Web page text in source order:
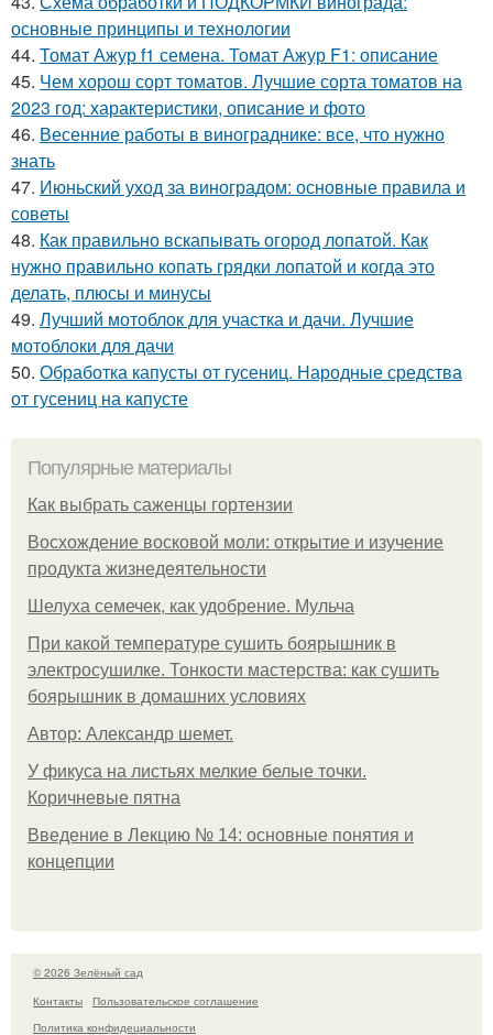
основные принципы и технологии
44. Томат Ажур f1 семена. Томат Ажур F1: описание
45. Чем хорош сорт томатов. Лучшие сорта томатов на
2023 год: характеристики, описание и фото
46. Весенние работы в винограднике: все, что нужно
знать
47. Июньский уход за виноградом: основные правила и
советы
48. Как правильно вскапывать огород лопатой. Как
нужно правильно копать грядки лопатой и когда это
делать, плюсы и минусы
49. Лучший мотоблок для участка и дачи. Лучшие
мотоблоки для дачи
50. Обработка капусты от гусениц. Народные средства
от гусениц на капусте
Популярные материалы
Как выбрать саженцы гортензии
Восхождение восковой моли: открытие и изучение
продукта жизнедеятельности
Шелуха семечек, как удобрение. Мульча
При какой температуре сушить боярышник в
электросушилке. Тонкости мастерства: как сушить
боярышник в домашних условиях
Автор: Александр шемет.
У фикуса на листьях мелкие белые точки.
Коричневые пятна
Введение в Лекцию № 14: основные понятия и
концепции
© 2026 Зелёный сад
Контакты
Пользовательское соглашение
Политика конфидециальности